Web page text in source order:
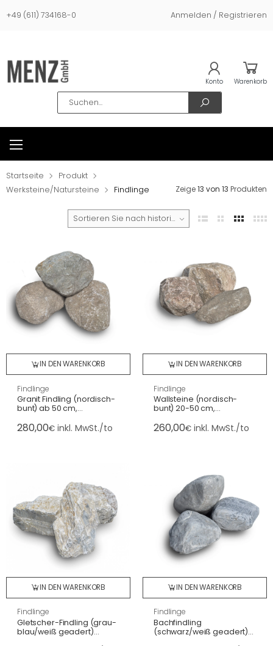
+49 (611) 734168-0 Anmelden / Registrieren
Search
Konto Warenkorb
Startseite
Produkt
Werksteine/Natursteine
Findlinge Zeige13 von 13 Produkten
Sortieren Sie nach historischen Verkäufen
IN DEN WARENKORB
Findlinge
Granit Findling (nordisch-
bunt) ab 50 cm,
Deutschland
280,00€ inkl. MwSt./to
IN DEN WARENKORB
Findlinge
Wallsteine (nordisch-
bunt) 20-50 cm,
Deutschland
260,00€ inkl. MwSt./to
IN DEN WARENKORB
Findlinge
Gletscher-Findling (grau-
blau/weiß geadert)
IN DEN WARENKORB
Findlinge
Bachfindling
(schwarz/weiß geadert)